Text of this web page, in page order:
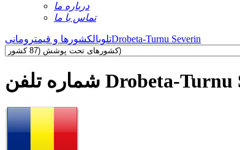
درباره ما
تماس با ما
تلوبالکشورها و قیمترومانی Drobeta-Turnu Severin